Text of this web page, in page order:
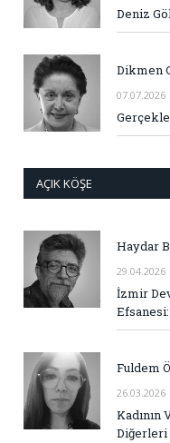
Deniz
Dikmen
07.07.2026
AÇIK KÖŞE
Haydar
29.04.2026
İzmir
Fuldem
26.03.2026
Kadının
Diğerleri